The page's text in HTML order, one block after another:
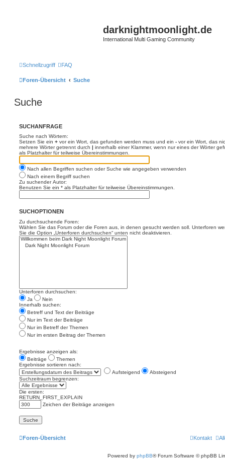
darknightmoonlight.de
International Multi Gaming Community
Schnellzugriff FAQ
Foren-Übersicht Suche
Suche
SUCHANFRAGE
Suche nach Wörtern:
Setzen Sie ein + vor ein Wort, das gefunden werden muss und ein - vor ein Wort, das
mehrere Wörter getrennt durch | innerhalb einer Klammer, wenn nur eines der Wörter
als Platzhalter für teilweise Übereinstimmungen.
Nach allen Begriffen suchen oder Suche wie angegeben verwenden
Nach einem Begriff suchen
Zu suchender Autor:
Benutzen Sie ein * als Platzhalter für teilweise Übereinstimmungen.
SUCHOPTIONEN
Zu durchsuchende Foren:
Wählen Sie das Forum oder die Foren aus, in denen gesucht werden soll. Unterforen
Sie die Option „Unterforen durchsuchen“ unten nicht deaktivieren.
Unterforen durchsuchen:
Ja
Nein
Innerhalb suchen:
Betreff und Text der Beiträge
Nur im Text der Beiträge
Nur im Betreff der Themen
Nur im ersten Beitrag der Themen
Ergebnisse anzeigen als:
Beiträge
Themen
Ergebnisse sortieren nach:
Aufsteigend
Absteigend
Suchzeitraum begrenzen:
Die ersten:
RETURN_FIRST_EXPLAIN
Zeichen der Beiträge anzeigen
Foren-Übersicht Kontakt
Powered by phpBB® Forum Software © phpBB